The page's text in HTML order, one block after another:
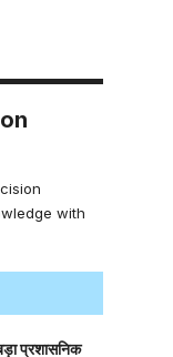
with
प्रशासनिक